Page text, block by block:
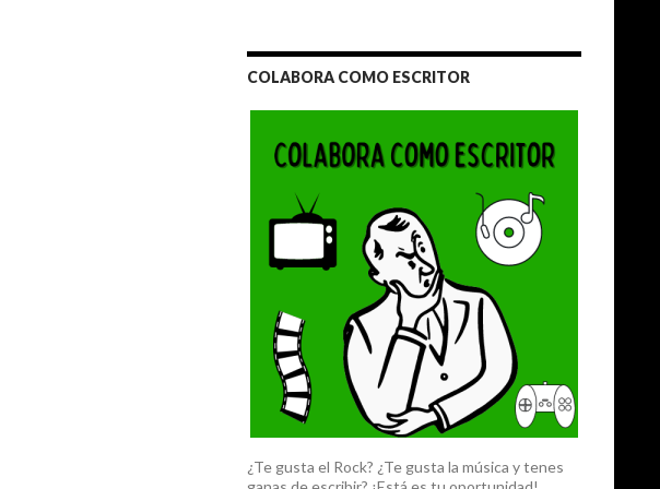
COLABORA COMO ESCRITOR
¿Te gusta el Rock? ¿Te gusta la música y tenes